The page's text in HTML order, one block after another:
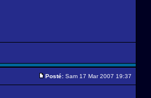
Posté: Sam 17 Mar 2007 19:37